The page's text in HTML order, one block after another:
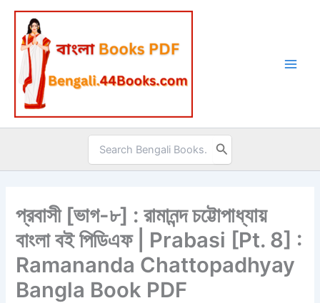
Skip
content
Search
for:
প্রবাসী [ভাগ-৮] : রামানন্দ চট্টোপাধ্যায়
বাংলা বই পিডিএফ | Prabasi [Pt. 8] :
Ramananda Chattopadhyay
Bangla Book PDF